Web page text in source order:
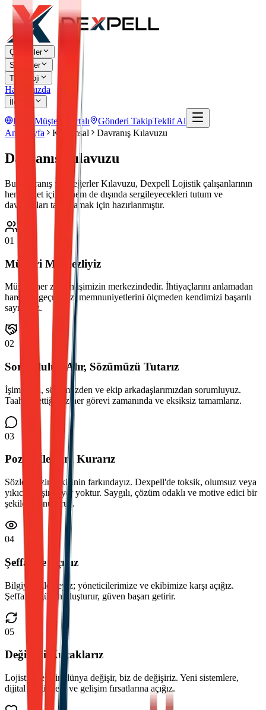
Çözümler
Sektörler
Teknoloji
Hakkımızda
İletişim
EN Müşteri Portalı Gönderi TakipTeklif Al
Ana Sayfa
Kurumsal Davranış Kılavuzu
Davranış Kılavuzu
Bu Davranış ve Değerler Kılavuzu, Dexpell Lojistik çalışanlarının
hem şirket içinde hem de dışında sergileyecekleri tutum ve
davranışları tanımlamak için hazırlanmıştır.
01
Müşteri Merkezliyiz
Müşteri her zaman işimizin merkezindedir. İhtiyaçlarını anlamadan
harekete geçmeyiz, memnuniyetlerini ölçmeden kendimizi başarılı
saymayız.
02
Sorumluluk Alır, Sözümüzü Tutarız
İşimizden, sözümüzden ve ekip arkadaşlarımızdan sorumluyuz.
Taahhüt ettiğimiz her görevi zamanında ve eksiksiz tamamlarız.
03
Pozitif İletişim Kurarız
Sözlerimizin etkisinin farkındayız. Dexpell'de toksik, olumsuz veya
yıkıcı iletişime yer yoktur. Saygılı, çözüm odaklı ve motive edici bir
şekilde konuşuruz.
04
Şeffaf ve Açığız
Bilgiyi gizlemeyiz; yöneticilerimize ve ekibimize karşı açığız.
Şeffaflık güven oluşturur, güven başarı getirir.
05
Değişimi Kucaklarız
Lojistik değişir, dünya değişir, biz de değişiriz. Yeni sistemlere,
dijital çözümlere ve gelişim fırsatlarına açığız.